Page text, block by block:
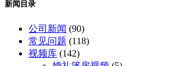
新闻目录
公司新闻 (90)
常见问题 (118)
视频库 (142)